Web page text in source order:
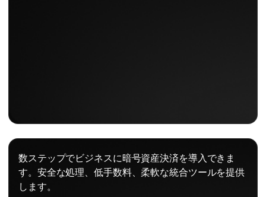
数ステップでビジネスに暗号資産決済を導入できま
す。安全な処理、低手数料、柔軟な統合ツールを提供
します。